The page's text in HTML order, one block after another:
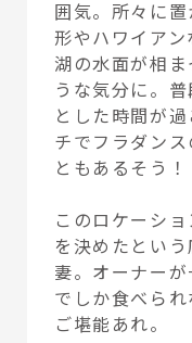
囲気。所々に
形やハワイア
湖の水面が相
うな気分に。
とした時間が
チでフラダン
ともあるそう！
このロケーシ
を決めたとい
妻。オーナー
でしか食べら
ご堪能あれ。